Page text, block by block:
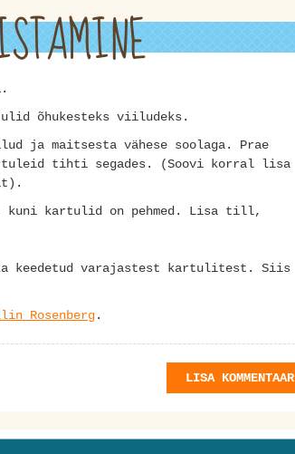
õhukesteks viiludeks.
ja maitsesta vähese soolaga. Prae
tihti segades. (Soovi korral lisa
kuni kartulid on pehmed. Lisa till,
ka keedetud varajastest kartulitest. Siis
Rosenberg.
LISA KOMMENTAAR